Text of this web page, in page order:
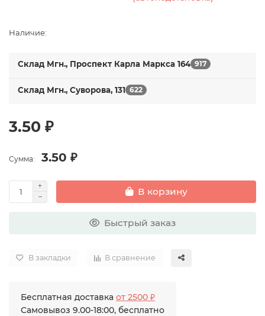
Наличие:
Склад Мгн., Проспект Карла Маркса 164 917
Склад Мгн., Суворова, 131 622
3.50 ₽
Сумма: 3.50 ₽
В корзину
Быстрый заказ
В закладки В сравнение
Бесплатная доставка от 2500 ₽
Самовывоз 9.00-18:00, бесплатно